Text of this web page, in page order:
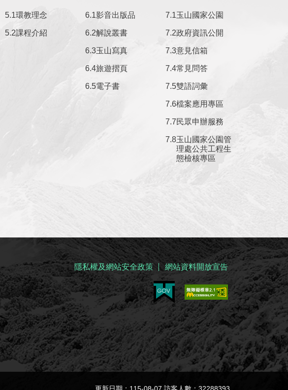
環教理念
課程介紹
影音出版品
解說叢書
玉山寫真
旅遊摺頁
電子書
玉山國家公園
政府資訊公開
意見信箱
常見問答
雙語詞彙
檔案應用專區
民眾申辦服務
玉山國家公園管
理處公共工程生
態檢核專區
隱私權及網站安全政策 網站資料開放宣告